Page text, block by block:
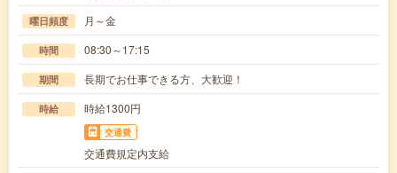
曜日頻度 月～金
時間 08:30～17:15
期間 長期でお仕事できる方、大歓迎！
時給 時給1300円
交通費
交通費規定内支給